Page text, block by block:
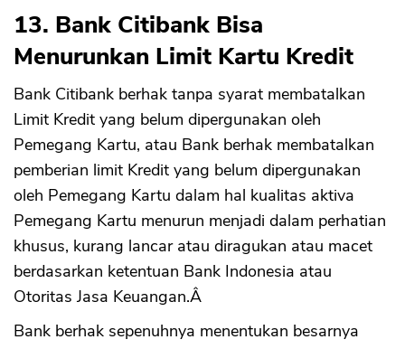
13. Bank Citibank Bisa
Menurunkan Limit Kartu Kredit
Bank Citibank berhak tanpa syarat membatalkan
Limit Kredit yang belum dipergunakan oleh
Pemegang Kartu, atau Bank berhak membatalkan
pemberian limit Kredit yang belum dipergunakan
oleh Pemegang Kartu dalam hal kualitas aktiva
Pemegang Kartu menurun menjadi dalam perhatian
khusus, kurang lancar atau diragukan atau macet
berdasarkan ketentuan Bank Indonesia atau
Otoritas Jasa Keuangan.Â
Bank berhak sepenuhnya menentukan besarnya